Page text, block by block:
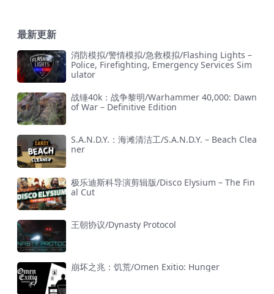
最新更新
消防模拟/警情模拟/急救模拟/Flashing Lights –
Police, Firefighting, Emergency Services Sim
ulator
战锤40k：战争黎明/Warhammer 40,000: Dawn
of War – Definitive Edition
S.A.N.D.Y.：海滩清洁工/S.A.N.D.Y. – Beach Clea
ner
极乐迪斯科导演剪辑版/Disco Elysium – The Fin
al Cut
王朝协议/Dynasty Protocol
崩坏之兆：饥荒/Omen Exitio: Hunger